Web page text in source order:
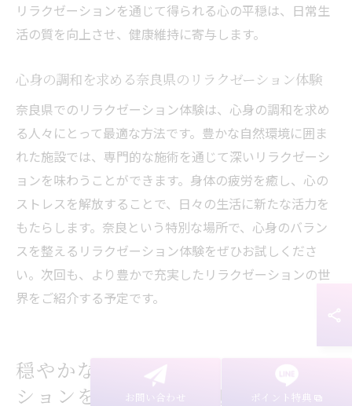
リラクゼーションを通じて得られる心の平穏は、日常生
活の質を向上させ、健康維持に寄与します。
心身の調和を求める奈良県のリラクゼーション体験
奈良県でのリラクゼーション体験は、心身の調和を求め
る人々にとって最適な方法です。豊かな自然環境に囲ま
れた施設では、専門的な施術を通じて深いリラクゼーシ
ョンを味わうことができます。身体の疲労を癒し、心の
ストレスを解放することで、日々の生活に新たな活力を
もたらします。奈良という特別な場所で、心身のバラン
スを整えるリラクゼーション体験をぜひお試しくださ
い。次回も、より豊かで充実したリラクゼーションの世
界をご紹介する予定です。
穏やかな空間で特別なリラクゼー
ションを体験する奈良県の魅力
お問い合わせ ポイント特典